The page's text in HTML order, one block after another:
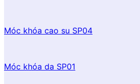
Móc khóa cao su SP04
Móc khóa da SP01